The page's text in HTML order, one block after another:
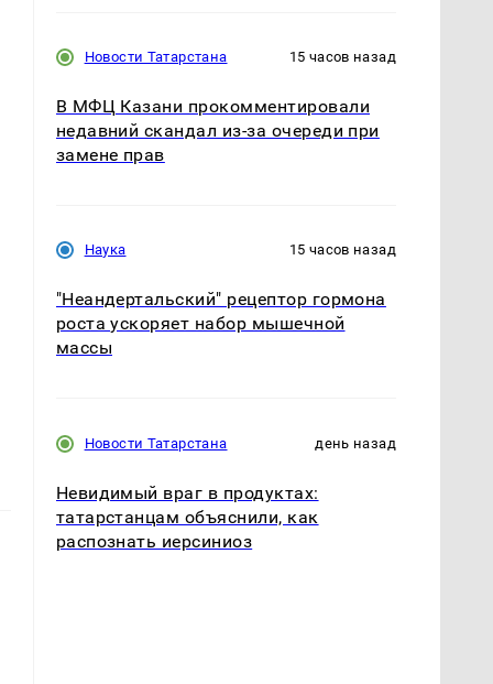
Новости Татарстана 15 часов назад
В МФЦ Казани прокомментировали
недавний скандал из-за очереди при
замене прав
Наука 15 часов назад
"Неандертальский" рецептор гормона
роста ускоряет набор мышечной
массы
Новости Татарстана день назад
Невидимый враг в продуктах:
татарстанцам объяснили, как
распознать иерсиниоз